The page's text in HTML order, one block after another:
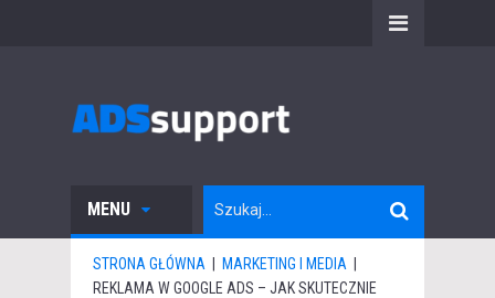
MENU
STRONA GŁÓWNA MARKETING I MEDIA
REKLAMA W GOOGLE ADS – JAK SKUTECZNIE